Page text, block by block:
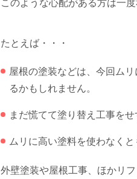
このような心配がある方は一
たとえば・・・
屋根の塗装などは、今回ム
るかもしれません。
まだ慌てて塗り替え工事を
ムリに高い塗料を使わなく
外壁塗装や屋根工事、ほかリ